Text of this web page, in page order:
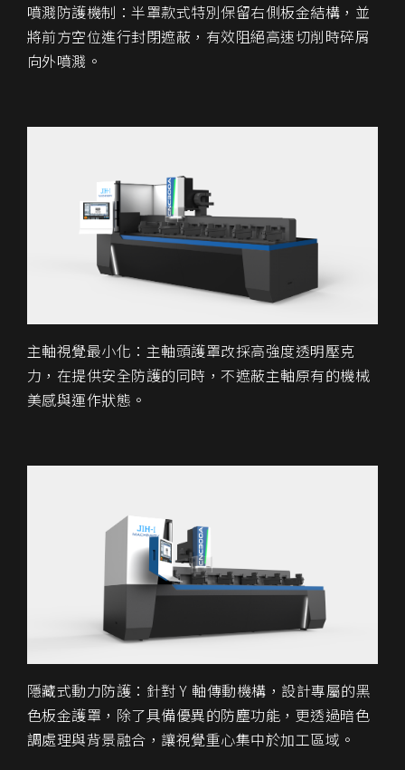
噴濺防護機制：半罩款式特別保留右側板金結構，並
將前方空位進行封閉遮蔽，有效阻絕高速切削時碎屑
向外噴濺。
主軸視覺最小化：主軸頭護罩改採高強度透明壓克
力，在提供安全防護的同時，不遮蔽主軸原有的機械
美感與運作狀態。
隱藏式動力防護：針對 Y 軸傳動機構，設計專屬的黑
色板金護罩，除了具備優異的防塵功能，更透過暗色
調處理與背景融合，讓視覺重心集中於加工區域。